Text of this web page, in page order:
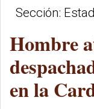
Sección:
Hombre
en la